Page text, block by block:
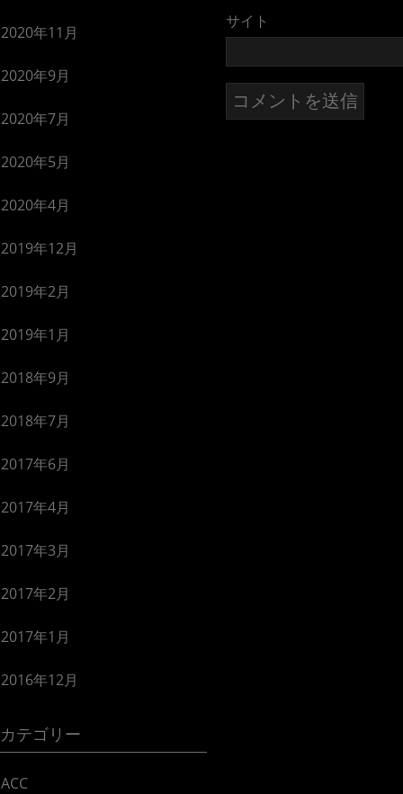
サイト
2020年11月
2020年9月
2020年7月
2020年5月
2020年4月
2019年12月
2019年2月
2019年1月
2018年9月
2018年7月
2017年6月
2017年4月
2017年3月
2017年2月
2017年1月
2016年12月
カテゴリー
ACC